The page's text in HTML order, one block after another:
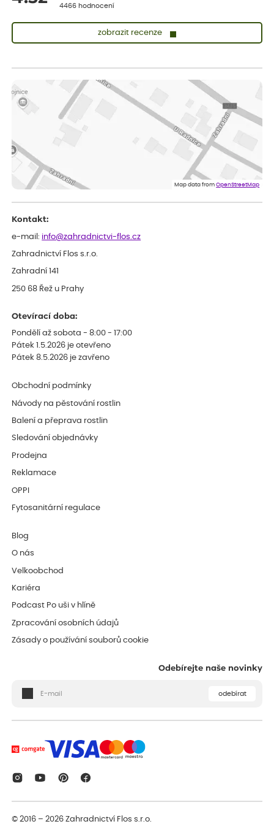
4466 hodnocení
zobrazit recenze
Vše v pořádku, jsem spokojena.
ověřený nákup dnes
Rostlina mi přišla v dobrém stavu, jsem spokojená.
Zuzana
Spokojenost s dodáním kvalitních rostlin
Map data fromOpenStreetMap
Kontakt:
e-mail: info@zahradnictvi-flos.cz
Zahradnictví Flos s.r.o.
Zahradní 141
250 68 Řež u Prahy
Otevírací doba:
Pondělí až sobota - 8:00 - 17:00
Pátek 1.5.2026 je otevřeno
Pátek 8.5.2026 je zavřeno
Obchodní podmínky
Návody na pěstování rostlin
Balení a přeprava rostlin
Sledování objednávky
Prodejna
Reklamace
OPPI
Fytosanitární regulace
Blog
O nás
Velkoobchod
Kariéra
Podcast Po uši v hlíně
Zpracování osobních údajů
Zásady o používání souborů cookie
Odebírejte naše novinky
odebírat
© 2016 – 2026Zahradnictví Flos s.r.o.